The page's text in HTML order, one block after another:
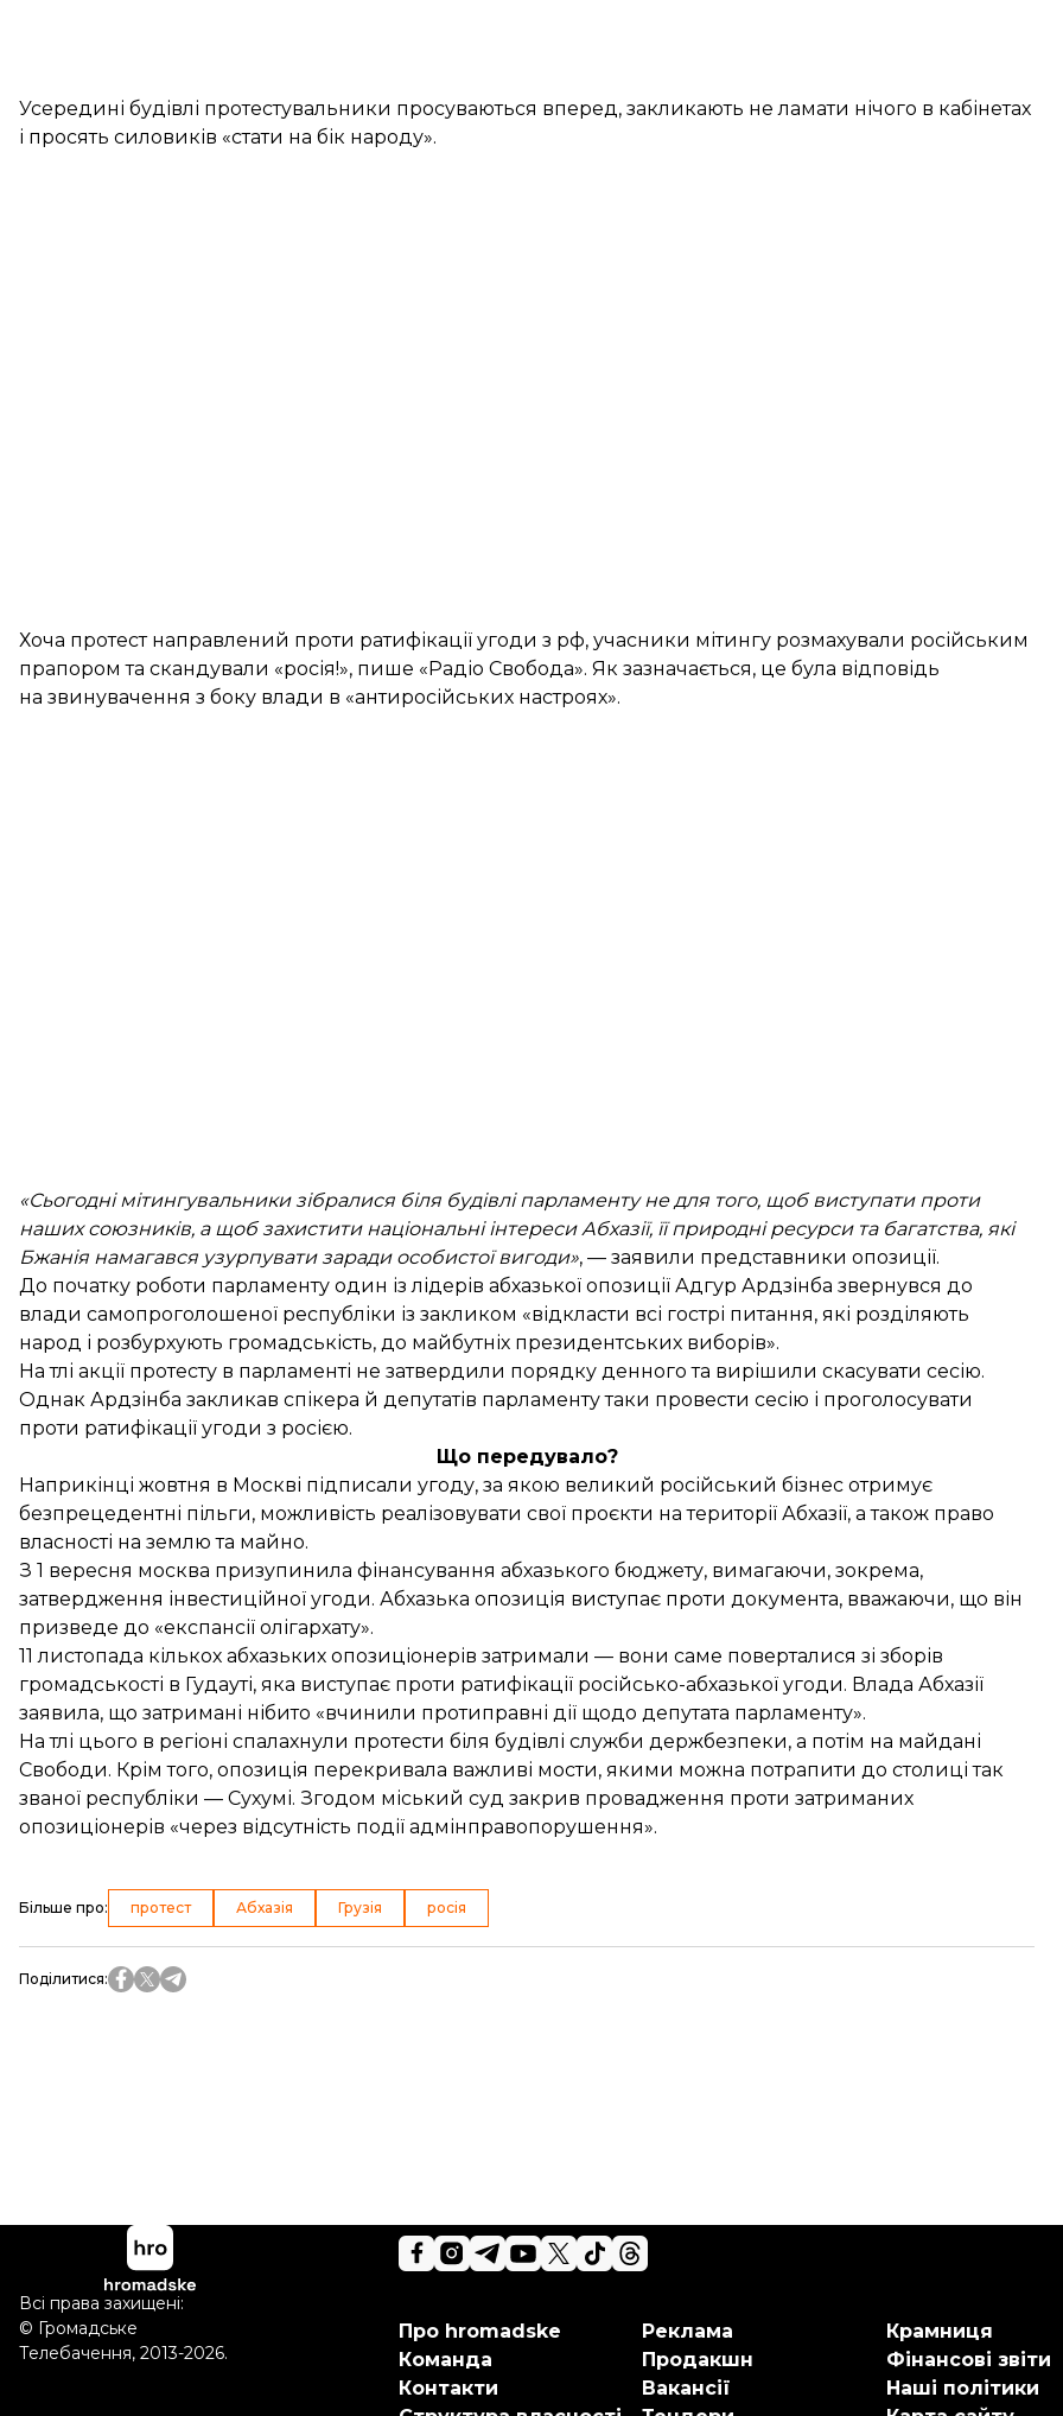
Усередині будівлі протестувальники просуваються вперед, закликають не ламати нічого в кабінетах
і просять силовиків «стати на бік народу».
Хоча протест направлений проти ратифікації угоди з рф, учасники мітингу розмахували російським
прапором та скандували «росія!», пише «Радіо Свобода». Як зазначається, це була відповідь
на звинувачення з боку влади в «антиросійських настроях».
«Сьогодні мітингувальники зібралися біля будівлі парламенту не для того, щоб виступати проти
наших союзників, а щоб захистити національні інтереси Абхазії, її природні ресурси та багатства, які
Бжанія намагався узурпувати заради особистої вигоди», — заявили представники опозиції.
До початку роботи парламенту один із лідерів абхазької опозиції Адгур Ардзінба звернувся до
влади самопроголошеної республіки із закликом «відкласти всі гострі питання, які розділяють
народ і розбурхують громадськість, до майбутніх президентських виборів».
На тлі акції протесту в парламенті не затвердили порядку денного та вирішили скасувати сесію.
Однак Ардзінба закликав спікера й депутатів парламенту таки провести сесію і проголосувати
проти ратифікації угоди з росією.
Що передувало?
Наприкінці жовтня в Москві підписали угоду, за якою великий російський бізнес отримує
безпрецедентні пільги, можливість реалізовувати свої проєкти на території Абхазії, а також право
власності на землю та майно.
З 1 вересня москва призупинила фінансування абхазького бюджету, вимагаючи, зокрема,
затвердження інвестиційної угоди. Абхазька опозиція виступає проти документа, вважаючи, що він
призведе до «експансії олігархату».
11 листопада кількох абхазьких опозиціонерів затримали — вони саме поверталися зі зборів
громадськості в Гудауті, яка виступає проти ратифікації російсько-абхазької угоди. Влада Абхазії
заявила, що затримані нібито «вчинили протиправні дії щодо депутата парламенту».
На тлі цього в регіоні спалахнули протести біля будівлі служби держбезпеки, а потім на майдані
Свободи. Крім того, опозиція перекривала важливі мости, якими можна потрапити до столиці так
званої республіки — Сухумі. Згодом міський суд закрив провадження проти затриманих
опозиціонерів «через відсутність події адмінправопорушення».
Більше про: протест Абхазія Грузія росія
Поділитися:
Про hromadske
Команда
Контакти
Реклама
Продакшн
Вакансії
Крамниця
Фінансові звіти
Наші політики
Всі права захищені:
© Громадське
Телебачення, 2013-2026.